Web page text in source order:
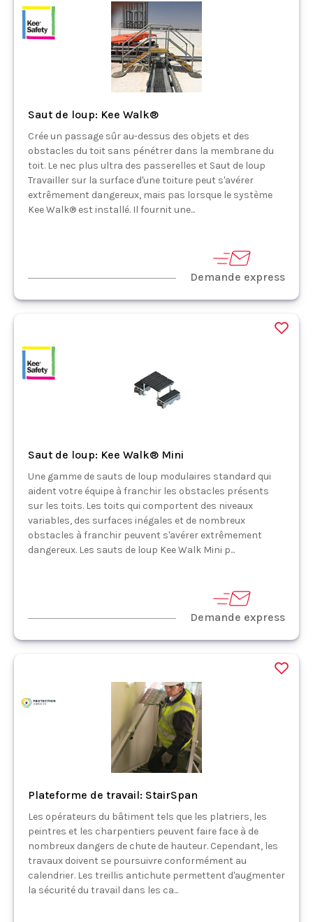
Saut de loup: Kee Walk®
Crée un passage sûr au-dessus des objets et des
obstacles du toit sans pénétrer dans la membrane du
toit. Le nec plus ultra des passerelles et Saut de loup
Travailler sur la surface d'une toiture peut s'avérer
extrêmement dangereux, mais pas lorsque le système
Kee Walk® est installé. Il fournit une...
Demande express
Saut de loup: Kee Walk® Mini
Une gamme de sauts de loup modulaires standard qui
aident votre équipe à franchir les obstacles présents
sur les toits. Les toits qui comportent des niveaux
variables, des surfaces inégales et de nombreux
obstacles à franchir peuvent s'avérer extrêmement
dangereux. Les sauts de loup Kee Walk Mini p...
Demande express
Plateforme de travail: StairSpan
Les opérateurs du bâtiment tels que les platriers, les
peintres et les charpentiers peuvent faire face à de
nombreux dangers de chute de hauteur. Cependant, les
travaux doivent se poursuivre conformément au
calendrier. Les treillis antichute permettent d'augmenter
la sécurité du travail dans les ca...